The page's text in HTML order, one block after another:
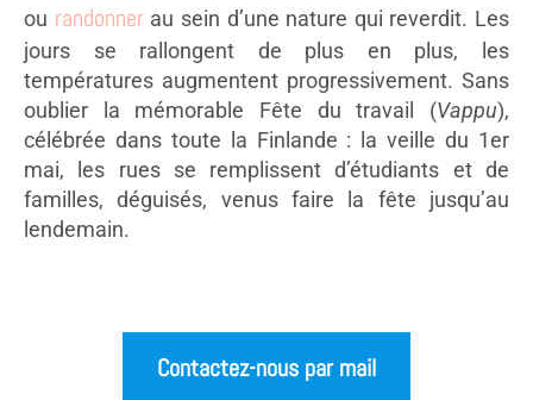
ou randonnerau sein d’une nature qui reverdit. Les
jours se rallongent de plus en plus, les
températures augmentent progressivement. Sans
oublier la mémorable Fête du travail (Vappu),
célébrée dans toute la Finlande : la veille du 1er
mai, les rues se remplissent d’étudiants et de
familles, déguisés, venus faire la fête jusqu’au
lendemain.
Contactez-nous par mail